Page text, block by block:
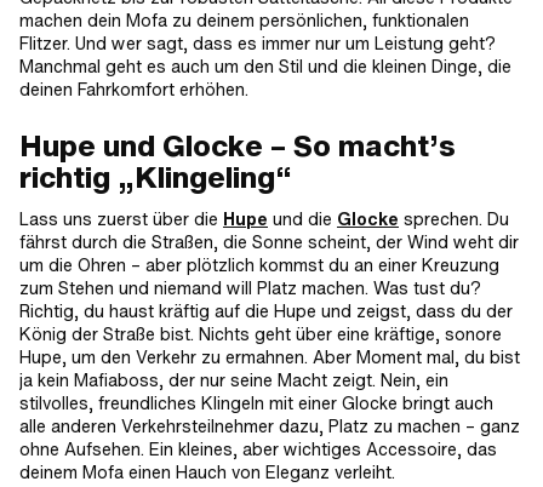
machen dein Mofa zu deinem persönlichen, funktionalen
Flitzer. Und wer sagt, dass es immer nur um Leistung geht?
Manchmal geht es auch um den Stil und die kleinen Dinge, die
deinen Fahrkomfort erhöhen.
Hupe und Glocke – So macht’s
richtig „Klingeling“
Lass uns zuerst über die Hupe und die Glocke sprechen. Du
fährst durch die Straßen, die Sonne scheint, der Wind weht dir
um die Ohren – aber plötzlich kommst du an einer Kreuzung
zum Stehen und niemand will Platz machen. Was tust du?
Richtig, du haust kräftig auf die Hupe und zeigst, dass du der
König der Straße bist. Nichts geht über eine kräftige, sonore
Hupe, um den Verkehr zu ermahnen. Aber Moment mal, du bist
ja kein Mafiaboss, der nur seine Macht zeigt. Nein, ein
stilvolles, freundliches Klingeln mit einer Glocke bringt auch
alle anderen Verkehrsteilnehmer dazu, Platz zu machen – ganz
ohne Aufsehen. Ein kleines, aber wichtiges Accessoire, das
deinem Mofa einen Hauch von Eleganz verleiht.